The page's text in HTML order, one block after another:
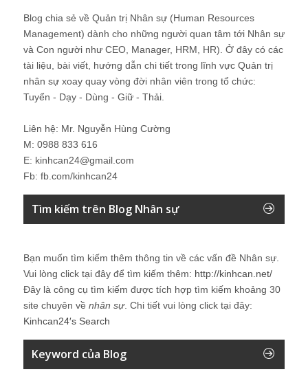
Blog chia sẻ về Quản trị Nhân sự (Human Resources
Management) dành cho những người quan tâm tới Nhân sự
và Con người như CEO, Manager, HRM, HR). Ở đây có các
tài liệu, bài viết, hướng dẫn chi tiết trong lĩnh vực Quản trị
nhân sự xoay quay vòng đời nhân viên trong tổ chức:
Tuyển - Dạy - Dùng - Giữ - Thải.
Liên hệ: Mr. Nguyễn Hùng Cường
M: 0988 833 616
E: kinhcan24@gmail.com
Fb: fb.com/kinhcan24
Tìm kiếm trên Blog Nhân sự
Bạn muốn tìm kiếm thêm thông tin về các vấn đề Nhân sự
Vui lòng click tại đây để tìm kiếm thêm: http://kinhcan.net/
Đây là công cụ tìm kiếm được tích hợp tìm kiếm khoảng 30
site chuyên về nhân sự. Chi tiết vui lòng click tại đây:
Kinhcan24′s Search
Keyword của Blog